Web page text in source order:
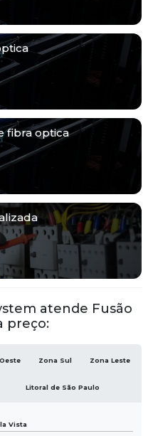
fibra optica
atende Fusão
preço:
Zona Sul Zona Leste
Litoral de São Paulo
Vista